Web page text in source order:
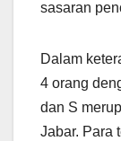
sasaran
Dalam
4 orang
dan S
Jabar. Para